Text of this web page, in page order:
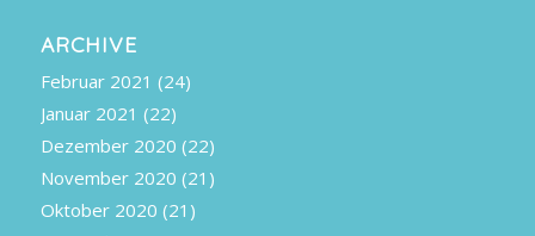
ARCHIVE
Februar 2021 (24)
Januar 2021 (22)
Dezember 2020 (22)
November 2020 (21)
Oktober 2020 (21)